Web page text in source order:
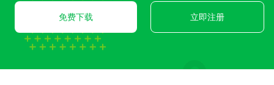
免费下载 立即注册